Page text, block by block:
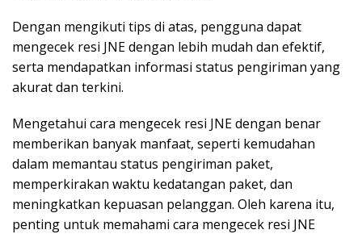
Dengan mengikuti tips di atas, pengguna dapat
mengecek resi JNE dengan lebih mudah dan efektif,
serta mendapatkan informasi status pengiriman yang
akurat dan terkini.
Mengetahui cara mengecek resi JNE dengan benar
memberikan banyak manfaat, seperti kemudahan
dalam memantau status pengiriman paket,
memperkirakan waktu kedatangan paket, dan
meningkatkan kepuasan pelanggan. Oleh karena itu,
penting untuk memahami cara mengecek resi JNE